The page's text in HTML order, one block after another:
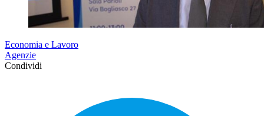
Economia e Lavoro
Agenzie
Condividi